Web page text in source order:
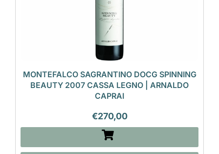
MONTEFALCO SAGRANTINO DOCG SPINNING
BEAUTY 2007 CASSA LEGNO | ARNALDO
CAPRAI
€270,00